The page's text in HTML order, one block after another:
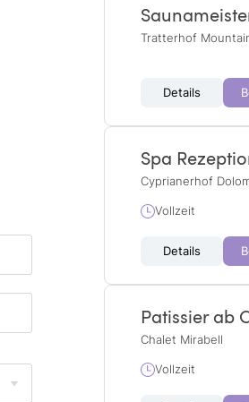
Tratterhof
Details
Spa
Cyprianerhof
Vollzeit
Details
Patissier ab
Chalet Mirabell
Vollzeit